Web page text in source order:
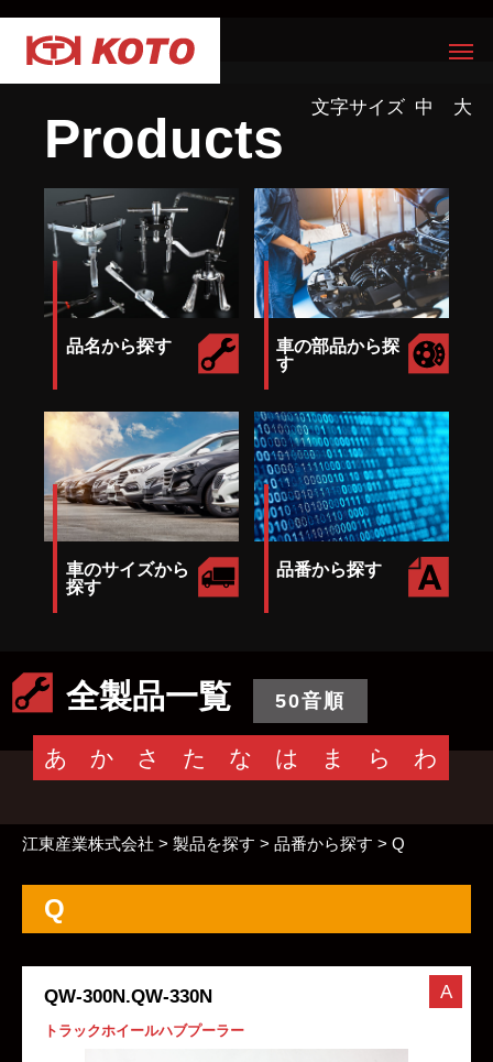
文字サイズ 中 大
Products
品名から探す
車の部品から探
す
車のサイズから
探す
品番から探す
全製品一覧 50音順
あ か さ た な は ま ら わ
江東産業株式会社 > 製品を探す > 品番から探す > Q
Q
QW-300N.QW-330N
トラックホイールハブプーラー
A